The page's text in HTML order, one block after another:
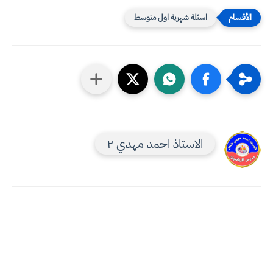
اسئلة شهرية اول متوسط
الاستاذ احمد مهدي ٢